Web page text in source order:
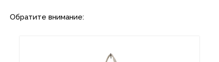
Обратите внимание: